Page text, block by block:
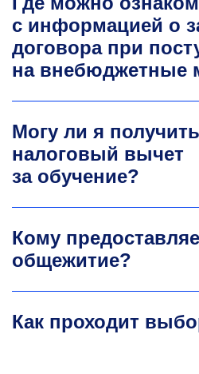
с информацией о
договора при
на внебюджетные
Могу ли я получить
налоговый вычет
за обучение?
Кому
общежитие?
Как проходит